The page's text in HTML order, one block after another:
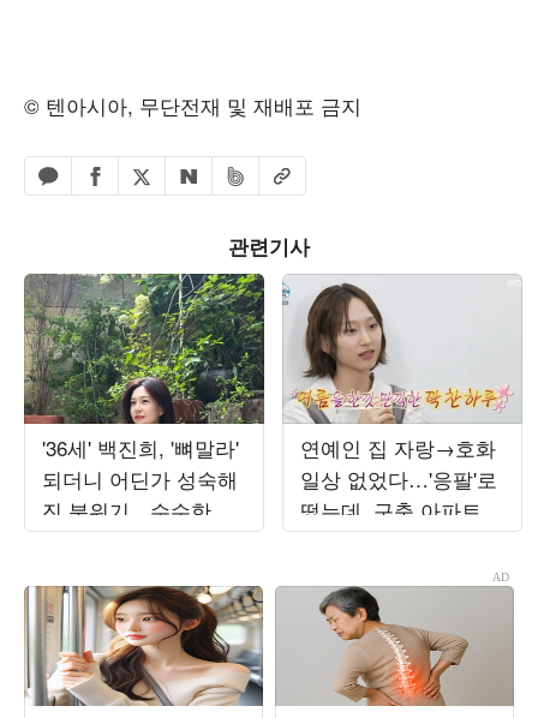
© 텐아시아, 무단전재 및 재배포 금지
카카오톡 공유하기
페이스북 공유하기
엑스 공유하기
네이버 공유하기
밴드 공유하기
URL복사
관련기사
'36세' 백진희, '뼈말라'
되더니 어딘가 성숙해
진 분위기…수수한 일
상도 화보 같네
연예인 집 자랑→호화
일상 없었다…'응팔'로
떴는데, 구축 아파트서
무료 나눔 '최고 7.8%'